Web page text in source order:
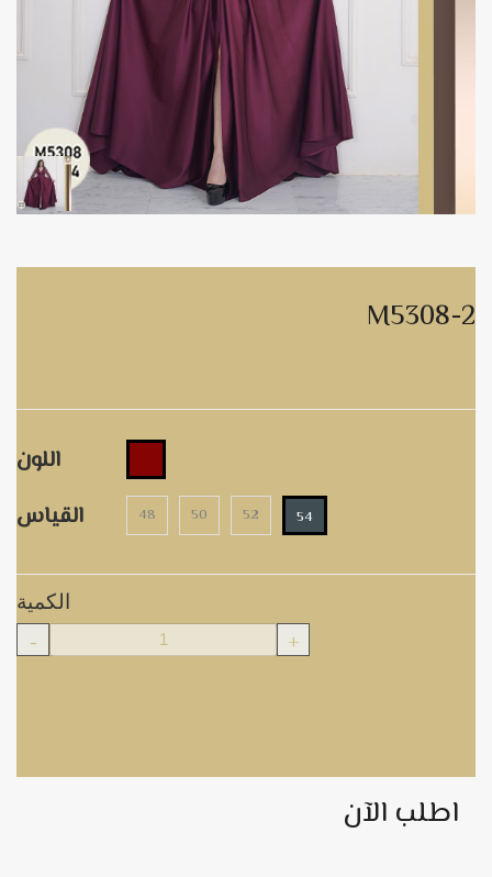
M5308-2
اللون
القياس
48 50 52 54
الكمية
- +
اطلب الآن